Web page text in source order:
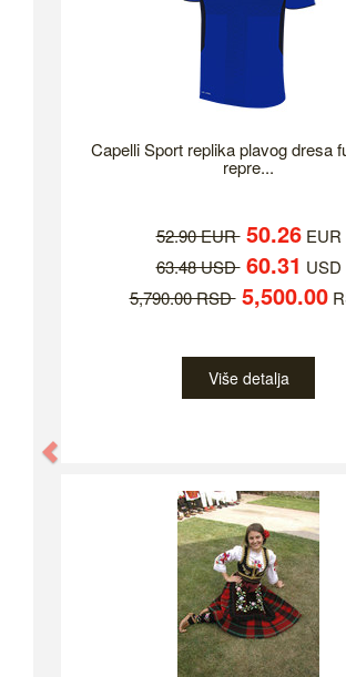
Capelli Sport replika plavog dresa
repre...
52.90 EUR 50.26EUR
63.48 USD 60.31 USD
5,790.00 RSD 5,500.00
Više detalja